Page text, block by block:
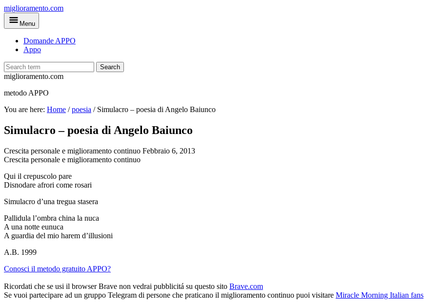
Skip
to
main
miglioramento.com
Menu
Domande APPO
Appo
Search
miglioramento.com
metodo APPO
You are here: Home /poesia / Simulacro – poesia di Angelo Baiunco
Simulacro – poesia di Angelo Baiunco
Crescita personale e miglioramento continuo Febbraio 6, 2013
Crescita personale e miglioramento continuo
Qui il crepuscolo pare
Disnodare afrori come rosari
Simulacro d’una tregua stasera
Pallidula l’ombra china la nuca
A una notte eunuca
A guardia del mio harem d’illusioni
A.B. 1999
Conosci il metodo gratuito APPO?
Ricordati che se usi il browser Brave non vedrai pubblicitá su questo sito Brave.com
Se vuoi partecipare ad un gruppo Telegram di persone che praticano il miglioramento continuo puoi visitare Miracle Morning Italian fans